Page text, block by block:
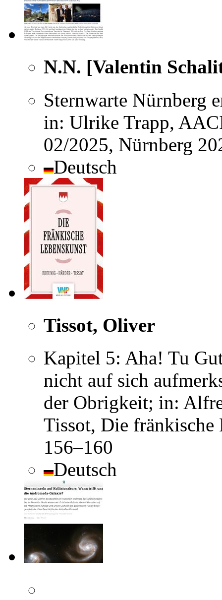
N.N. [Valentin
Sternwarte Nürnberg
in: Ulrike Trapp,
02/2025, Nürnberg
Deutsch
Tissot, Oliver
Kapitel 5: Aha! Tu
nicht auf sich
der Obrigkeit; in:
Tissot, Die fränkische
156–160
Deutsch